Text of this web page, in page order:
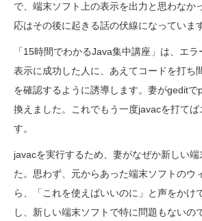
で、端末ソフト上の表示を出力と思わなか
応はその後に起きる話の伏線になっています
「15時間でわかるJava集中講座」は、エ
表示に成功した人に、あえてコードを打ち
を確認するように誘導します。妻がgeditで
換えました。これでもう一度javacを打て
す。
javacを実行するため、妻がなぜか新しい
た。思わず、元からあった端末ソフトのウ
ら、「これを使えばいいのに」と声をかけ
し、新しい端末ソフトで特に問題もないの